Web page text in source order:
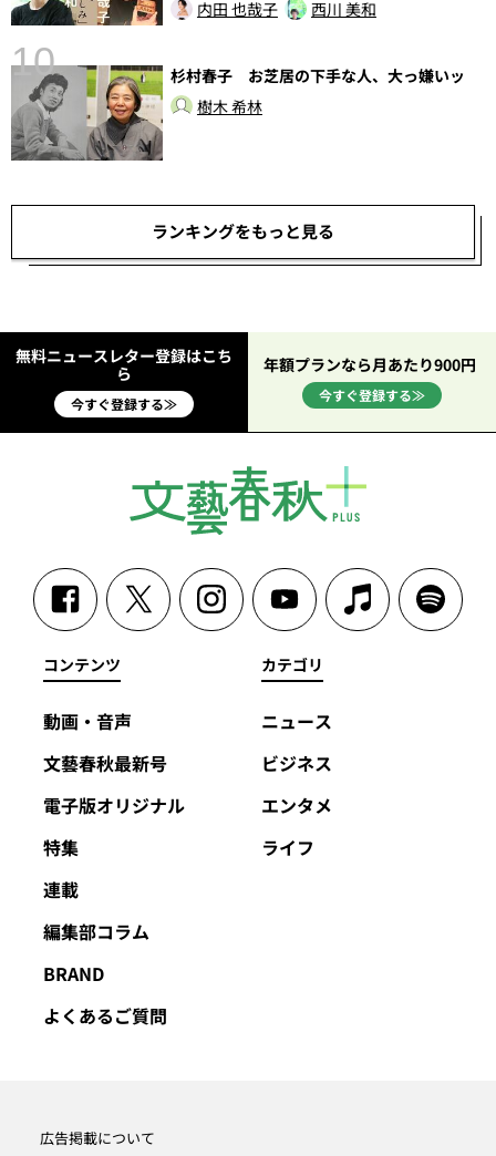
内田 也哉子
西川 美和
10
杉村春子 お芝居の下手な人、大っ嫌いッ
樹木 希林
ランキングをもっと見る
無料ニュースレター登録はこち
ら
今すぐ登録する≫
年額プランなら月あたり900円
今すぐ登録する≫
コンテンツ
動画・音声
文藝春秋最新号
電子版オリジナル
特集
連載
編集部コラム
BRAND
よくあるご質問
カテゴリ
ニュース
ビジネス
エンタメ
ライフ
広告掲載について